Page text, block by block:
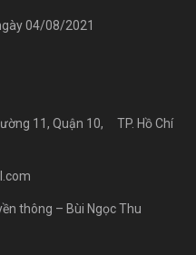
04/08/2021
11, Quận 10, TP. Hồ Chí
thông – Bùi Ngọc Thu